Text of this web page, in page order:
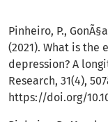
Pinheiro, P.,
(2021). What is the
depression? A
Research, 31(4),
https://doi.org/